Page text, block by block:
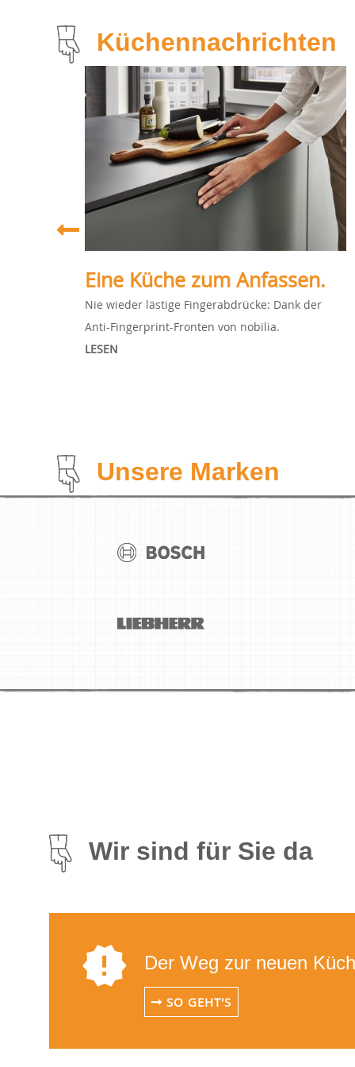
Küchennachrichten
Eine Küche zum Anfassen.
Nie wieder lästige Fingerabdrücke: Dank der
Anti-Fingerprint-Fronten von nobilia.
LESEN
Unsere Marken
Wir sind für Sie da
Der Weg zur neuen
SO GEHT'S